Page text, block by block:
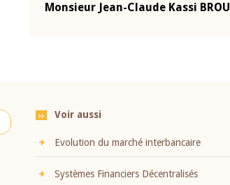
Monsieur Jean-Claude Kassi BROU
Voir aussi
Evolution du marché interbancaire
Systèmes Financiers Décentralisés